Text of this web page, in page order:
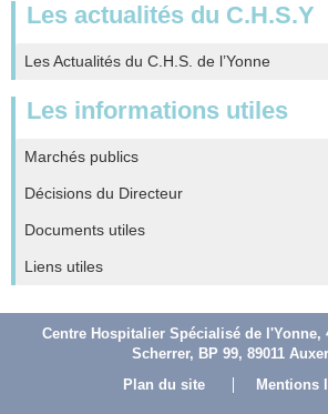
Les actualités du C.H.S.Y
Les Actualités du C.H.S. de l’Yonne
Les informations utiles
Marchés publics
Décisions du Directeur
Documents utiles
Liens utiles
Centre Hospitalier Spécialisé de l'Yonne,
Scherrer, BP 99, 89011
Plan du site
Mentions